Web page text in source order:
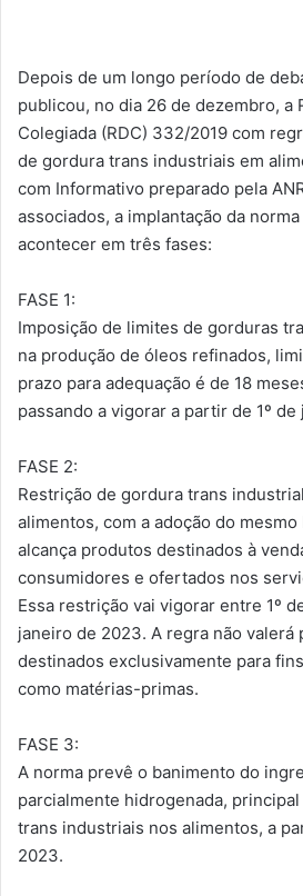
Depois de um longo período de
publicou, no dia 26 de dezembro, a
Colegiada (RDC) 332/2019 com
de gordura trans industriais em
com Informativo preparado pela
associados, a implantação da
acontecer em três fases:
FASE 1:
Imposição de limites de gorduras
na produção de óleos refinados,
prazo para adequação é de 18
passando a vigorar a partir de 1º de
FASE 2:
Restrição de gordura trans
alimentos, com a adoção do
alcança produtos destinados à
consumidores e ofertados nos
Essa restrição vai vigorar entre 1º
janeiro de 2023. A regra não valerá
destinados exclusivamente para
como matérias-primas.
FASE 3:
A norma prevê o banimento do
parcialmente hidrogenada,
trans industriais nos alimentos, a
2023.